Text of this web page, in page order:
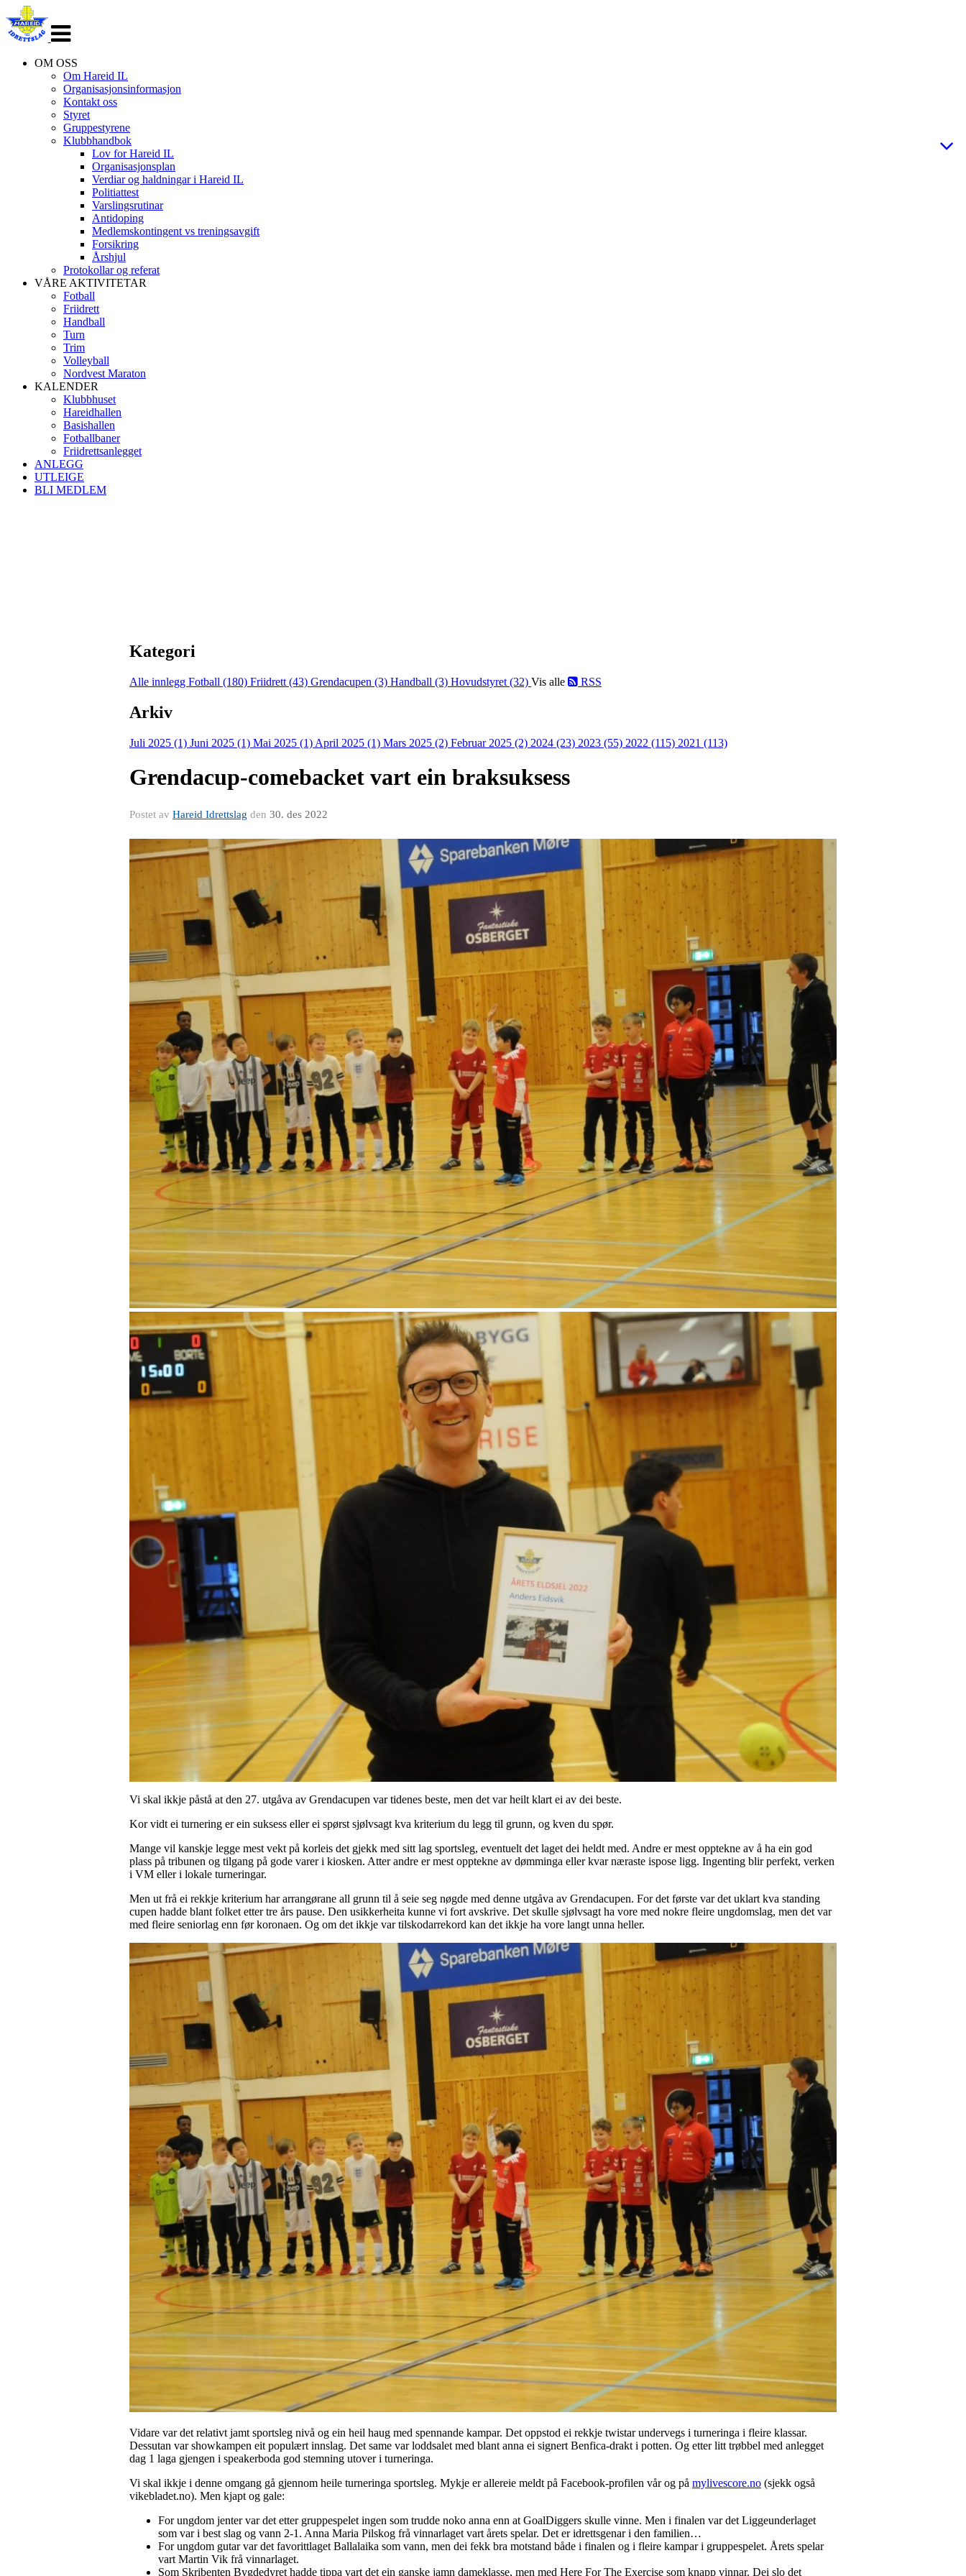
navigasjon
OM OSS
Om Hareid IL
Organisasjonsinformasjon
Kontakt oss
Styret
Gruppestyrene
Klubbhandbok
Lov for Hareid IL
Organisasjonsplan
Verdiar og haldningar i Hareid IL
Politiattest
Varslingsrutinar
Antidoping
Medlemskontingent vs treningsavgift
Forsikring
Årshjul
Protokollar og referat
VÅRE AKTIVITETAR
Fotball
Friidrett
Handball
Turn
Trim
Volleyball
Nordvest Maraton
KALENDER
Klubbhuset
Hareidhallen
Basishallen
Fotballbaner
Friidrettsanlegget
ANLEGG
UTLEIGE
BLI MEDLEM
Kategori
Alle innlegg Fotball (180) Friidrett (43) Grendacupen (3) Handball (3) Hovudstyret (32) Vis alle RSS
Arkiv
Juli 2025 (1) Juni 2025 (1) Mai 2025 (1) April 2025 (1) Mars 2025 (2) Februar 2025 (2) 2024 (23) 2023 (55) 2022 (115) 2021 (113)
Grendacup-comebacket vart ein braksuksess
Postet av Hareid Idrettslag den 30. des 2022
Vi skal ikkje påstå at den 27. utgåva av Grendacupen var tidenes beste, men det var heilt klart ei av dei beste.
Kor vidt ei turnering er ein suksess eller ei spørst sjølvsagt kva kriterium du legg til grunn, og kven du spør.
Mange vil kanskje legge mest vekt på korleis det gjekk med sitt lag sportsleg, eventuelt det laget dei heldt med. Andre er mest opptekne av å ha ein god
plass på tribunen og tilgang på gode varer i kiosken. Atter andre er mest opptekne av dømminga eller kvar næraste ispose ligg. Ingenting blir perfekt, verken
i VM eller i lokale turneringar.
Men ut frå ei rekkje kriterium har arrangørane all grunn til å seie seg nøgde med denne utgåva av Grendacupen. For det første var det uklart kva standing
cupen hadde blant folket etter tre års pause. Den usikkerheita kunne vi fort avskrive. Det skulle sjølvsagt ha vore med nokre fleire ungdomslag, men det var
med fleire seniorlag enn før koronaen. Og om det ikkje var tilskodarrekord kan det ikkje ha vore langt unna heller.
Vidare var det relativt jamt sportsleg nivå og ein heil haug med spennande kampar. Det oppstod ei rekkje twistar undervegs i turneringa i fleire klassar.
Dessutan var showkampen eit populært innslag. Det same var loddsalet med blant anna ei signert Benfica-drakt i potten. Og etter litt trøbbel med anlegget
dag 1 laga gjengen i speakerboda god stemning utover i turneringa.
Vi skal ikkje i denne omgang gå gjennom heile turneringa sportsleg. Mykje er allereie meldt på Facebook-profilen vår og på mylivescore.no (sjekk også
vikebladet.no). Men kjapt og gale:
For ungdom jenter var det etter gruppespelet ingen som trudde noko anna enn at GoalDiggers skulle vinne. Men i finalen var det Liggeunderlaget
som var i best slag og vann 2-1. Anna Maria Pilskog frå vinnarlaget vart årets spelar. Det er idrettsgenar i den familien…
For ungdom gutar var det favorittlaget Ballalaika som vann, men dei fekk bra motstand både i finalen og i fleire kampar i gruppespelet. Årets spelar
vart Martin Vik frå vinnarlaget.
Som Skribenten Bygdedyret hadde tippa vart det ein ganske jamn dameklasse, men med Here For The Exercise som knapp vinnar. Dei slo det